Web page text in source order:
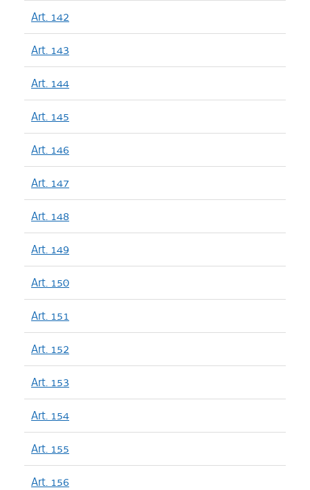
Art. 142
Art. 143
Art. 144
Art. 145
Art. 146
Art. 147
Art. 148
Art. 149
Art. 150
Art. 151
Art. 152
Art. 153
Art. 154
Art. 155
Art. 156